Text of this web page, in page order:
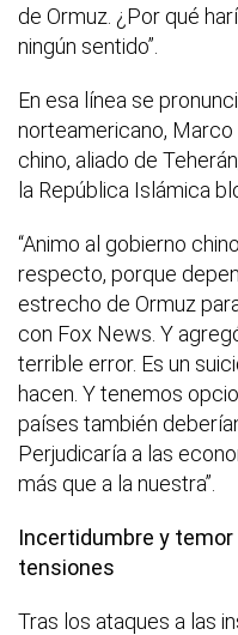
de Ormuz. ¿Por qué
ningún sentido”.
En esa línea se
norteamericano, Marco
chino, aliado de
la República Islámica
“Animo al gobierno
respecto, porque
estrecho de Ormuz
con Fox News. Y
terrible error. Es un
hacen. Y tenemos
países también
Perjudicaría a las
más que a la nuestra”.
Incertidumbre y
tensiones
Tras los ataques a las